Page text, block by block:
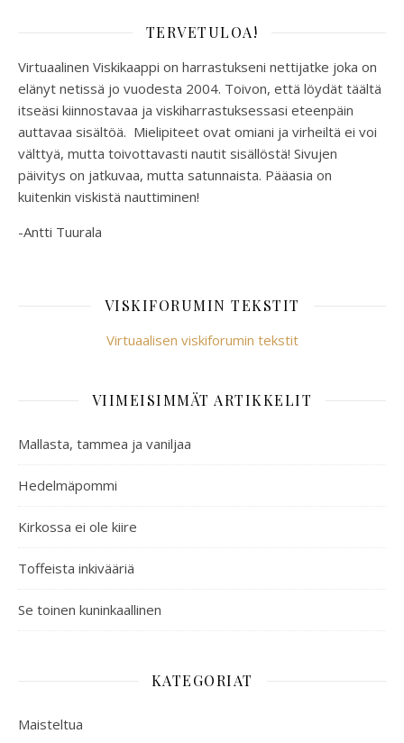
TERVETULOA!
Virtuaalinen Viskikaappi on harrastukseni nettijatke joka on
elänyt netissä jo vuodesta 2004. Toivon, että löydät täältä
itseäsi kiinnostavaa ja viskiharrastuksessasi eteenpäin
auttavaa sisältöä. Mielipiteet ovat omiani ja virheiltä ei voi
välttyä, mutta toivottavasti nautit sisällöstä! Sivujen
päivitys on jatkuvaa, mutta satunnaista. Pääasia on
kuitenkin viskistä nauttiminen!
-Antti Tuurala
VISKIFORUMIN TEKSTIT
Virtuaalisen viskiforumin tekstit
VIIMEISIMMÄT ARTIKKELIT
Mallasta, tammea ja vaniljaa
Hedelmäpommi
Kirkossa ei ole kiire
Toffeista inkivääriä
Se toinen kuninkaallinen
KATEGORIAT
Maisteltua